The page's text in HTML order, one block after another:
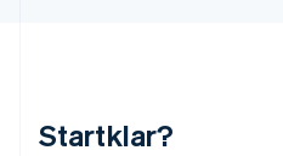
Startklar?
Mexiko